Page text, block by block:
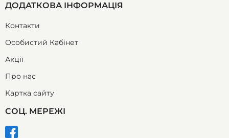
ДОДАТКОВА ІНФОРМАЦІЯ
Контакти
Особистий Кабінет
Акції
Про нас
Картка сайту
СОЦ. МЕРЕЖІ